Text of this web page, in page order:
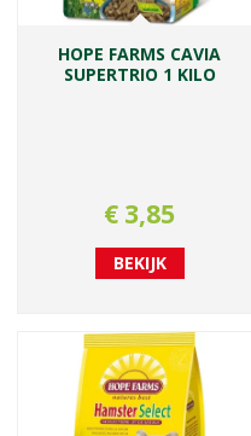
HOPE FARMS CAVIA
SUPERTRIO 1 KILO
€ 3,85
BEKIJK